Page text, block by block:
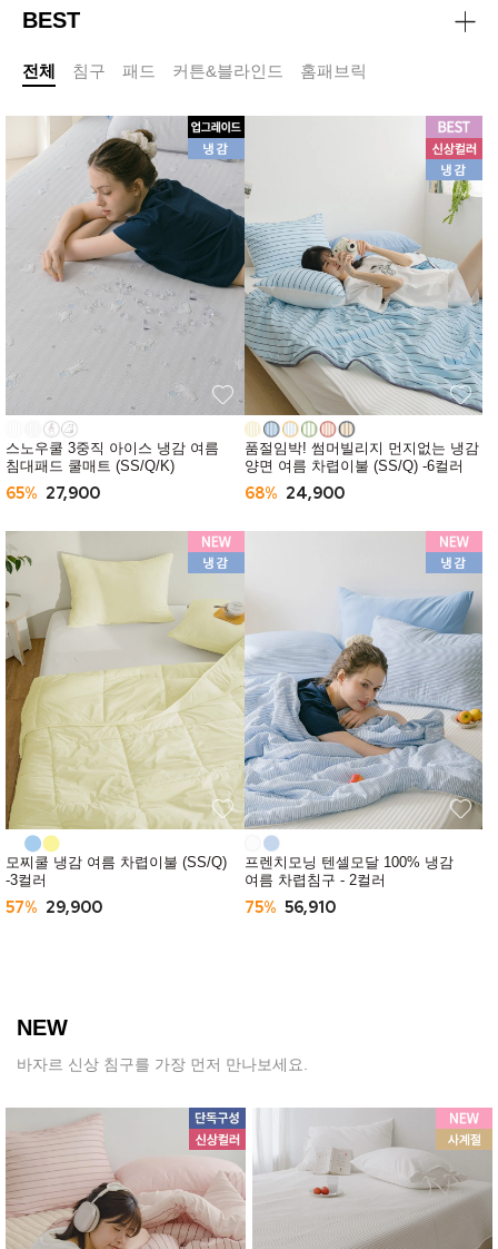
BEST
전체 침구 패드 커튼&블라인드 홈패브릭
스노우쿨 3중직 아이스 냉감 여름
침대패드 쿨매트 (SS/Q/K)
65% 27,900
품절임박! 썸머빌리지 먼지없는 냉감
양면 여름 차렵이불 (SS/Q) -6컬러
68% 24,900
모찌쿨 냉감 여름 차렵이불 (SS/Q)
-3컬러
57% 29,900
프렌치모닝 텐셀모달 100% 냉감
여름 차렵침구 - 2컬러
75% 56,910
NEW
바자르 신상 침구를 가장 먼저 만나보세요.